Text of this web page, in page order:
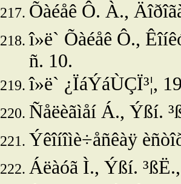
Õàéåê Ô. À.,
î»ë` Õàéåê Ô.,
ñ. 10.
î»ë` ¿ÏáÝáÙÇÏ³¦,
Ñåëèãìåí Á., Ýßí.
Ýêîíîìè÷åñêàÿ
Áëàóã Ì., Ýßí.